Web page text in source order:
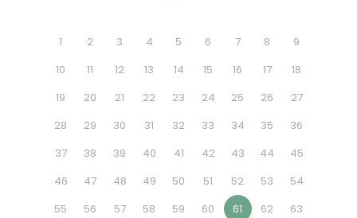
1 2 3 4 5 6 7 8
9
10
11 12 13 14 15 16 17
18
19
20 21 22 23 24 25 26
27
28
29 30 31 32 33 34 35
36
37
38 39 40 41 42 43 44
45
46
47 48 49 50 51 52 53
54
55
56 57 58 59 60 61 62
63